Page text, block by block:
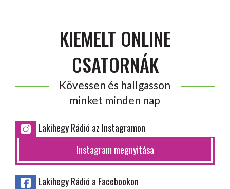
KIEMELT ONLINE
CSATORNÁK
Kövessen és hallgasson
minket minden nap
Lakihegy Rádió az Instagramon
Instagram megnyitása
Lakihegy Rádió a Facebookon